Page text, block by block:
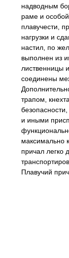
надводным
раме и
плавучести,
нагрузки и
настил, по
выполнен из
лиственницы
соединены
трапом,
и иными
максимально
причал легко
Плавучий